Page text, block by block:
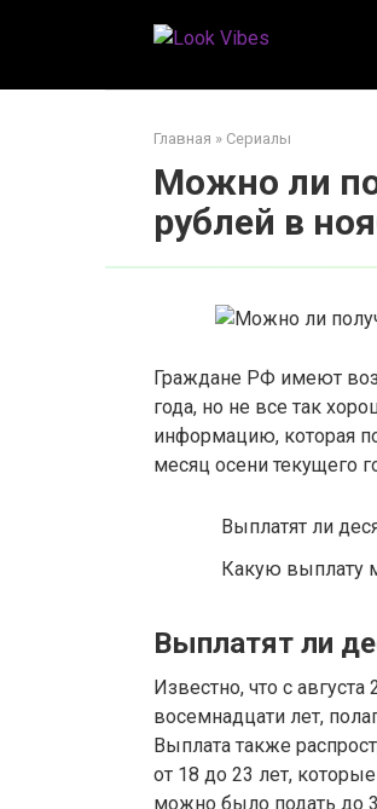
Главная » Сериалы
Можно ли
рублей в
Граждане РФ имеют
года, но не все так
информацию, которая
месяц осени текущего
Выплатят ли
Какую выплату
Выплатят ли
Известно, что с
восемнадцати лет,
Выплата также
от 18 до 23 лет,
можно было подать до